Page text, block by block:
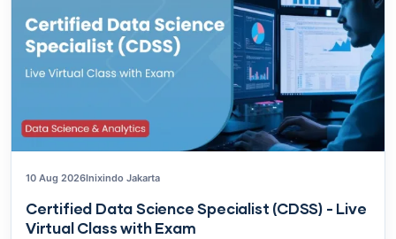
10 Aug 2026Inixindo Jakarta
Certified Data Science Specialist (CDSS) - Live
Virtual Class with Exam